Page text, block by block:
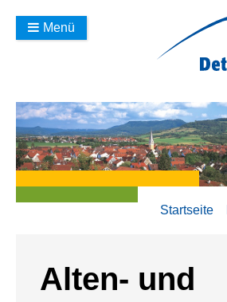
Menü
Startseite
Alten- und